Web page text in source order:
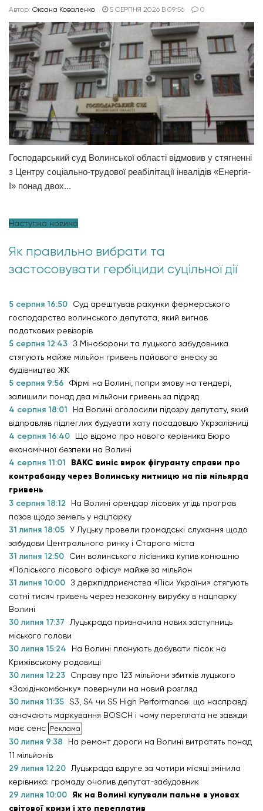
Автор: Оксана Коваленко 5 СЕРПНЯ 2026 В 09:56 0
Господарський суд Волинської області відмовив у стягненні
з Центру соціально-трудової реабілітації інвалідів «Енергія-
І» понад двох...
Наступна новина
Як правильно вибрати та
застосовувати гербіциди суцільної дії
5 серпня 16:50
Суд арештував рахунки фермерського
господарства волинського депутата, який вигнав
податкових ревізорів
5 серпня 12:43 З Міноборони та луцького забудовника
стягують майже мільйон гривень пайового внеску за
будівництво ЖК
5 серпня 9:56
Фірмі на Волині, попри змову на тендері,
залишили понад два мільйони гривень за підряд
4 серпня 18:01
На Волині оголосили підозру депутату, який
відправляв підлеглих будувати хату посадовцю Укрзалізниці
4 серпня 16:40
Що відомо про нового керівника Бюро
економічної безпеки на Волині
4 серпня 11:01
ВАКС виніс вирок фігуранту справи про
контрабанду через Волинську митницю на пів мільярда
гривень
3 серпня 18:12
На Волині орендар лісових угідь програв
позов щодо земель у нацпарку
31 липня 18:05 У Луцьку провели громадські слухання щодо
забудови Центрального ринку і Старого міста
31 липня 12:50
Син волинського лісівника купив конюшню
«Поліського лісового офісу» майже за мільйон
31 липня 10:00 З держпідприємства «Ліси України» стягують
сотні тисяч гривень через незаконну вирубку в нацпарку
Волині
30 липня 17:37
Луцькрада призначила нових заступниць
міського голови
30 липня 15:24
На Волині планують добувати пісок на
Крижівському родовищі
30 липня 12:23
Справу про 123 мільйони збитків луцького
«Західінкомбанку» повернули на новий розгляд
30 липня 11:35 S3, S4 чи S5 High Performance: що насправді
означають маркування BOSCH і чому переплата не завжди
має сенс
30 липня 9:38
На ремонт дороги на Волині витратять понад
11 мільйонів
29 липня 12:20
Луцькрада вдруге за чотири місяці змінила
керівника: громаду очолив депутат-забудовник
29 липня 10:00 Як на Волині купували пальне в умовах
світової кризи і хто переплатив